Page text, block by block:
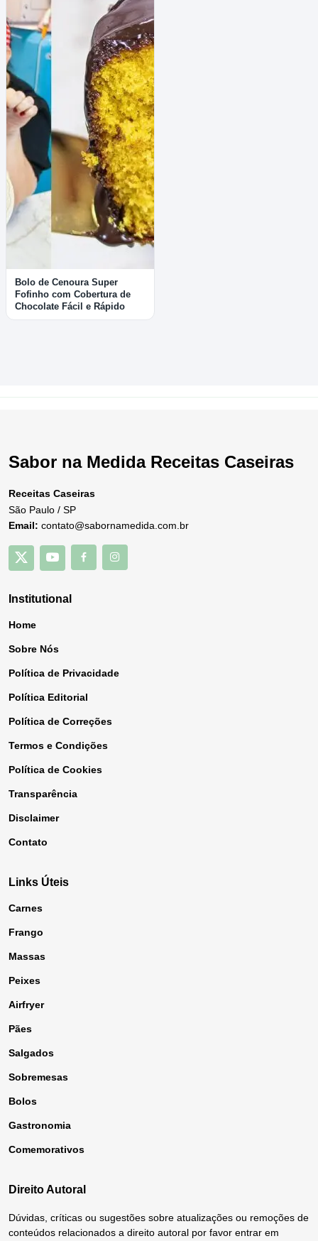
Bolo de Cenoura Super
Fofinho com Cobertura de
Chocolate Fácil e Rápido
Sabor na Medida Receitas Caseiras
Receitas Caseiras
São Paulo / SP
Email: contato@sabornamedida.com.br
Institutional
Home
Sobre Nós
Política de Privacidade
Política Editorial
Política de Correções
Termos e Condições
Política de Cookies
Transparência
Disclaimer
Contato
Links Úteis
Carnes
Frango
Massas
Peixes
Airfryer
Pães
Salgados
Sobremesas
Bolos
Gastronomia
Comemorativos
Direito Autoral
Dúvidas, críticas ou sugestões sobre atualizações ou remoções de
conteúdos relacionados a direito autoral por favor entrar em